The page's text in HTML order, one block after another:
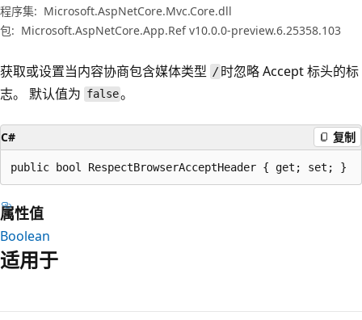
程序集: Microsoft.AspNetCore.Mvc.Core.dll
包: Microsoft.AspNetCore.App.Ref v10.0.0-preview.6.25358.103
获取或设置当内容协商包含媒体类型 / 时忽略 Accept 标头的标
志。 默认值为 false。
C# 复制
public bool RespectBrowserAcceptHeader { get; set; }
属性值
Boolean
适用于